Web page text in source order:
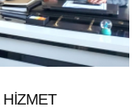
HİZMET